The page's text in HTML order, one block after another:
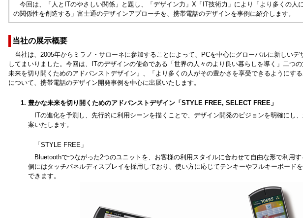
今回は、「人とITのやさしい関係」と題し、「デザイン力」X「IT技術力」により「より多くの人
の関係性を創造する」富士通のデザインアプローチを、携帯電話のデザインを事例に紹介します。
当社の展示概要
当社は、2005年からミラノ・サローネに参加することによって、PCを中心にグローバルに新しいデ
してまいりました。今回は、ITのデザインの使命である「世界の人々のより良い暮らしを導く」二つ
未来を切り開くためのアドバンストデザイン」、「より多くの人がその豊かさを享受できるようにす
について、携帯電話のデザイン開発事例を中心に出展いたします。
豊かな未来を切り開くためのアドバンストデザイン「STYLE FREE, SELECT FREE」
ITの進化を予測し、先行的に利用シーンを描くことで、デザイン開発のビジョンを明確にし
案いたします。
「STYLE FREE」
Bluetoothでつながった2つのユニットを、お客様の利用スタイルに合わせて自由な形で利用
側にはタッチパネルディスプレイを採用しており、使い方に応じてテンキーやフルキーボード
できます。